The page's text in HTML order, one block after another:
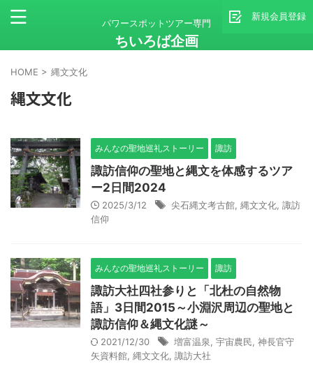
新規会員登録
パワースポットツアー専門
ちいろば企画
HOME > 縄文文化
縄文文化
みんなの聖地巡礼ストーリー 諏訪
諏訪信仰の聖地と縄文を体感するツア
ー2日間2024
2025/3/12 尖石縄文考古館 縄文文化 諏訪
信仰
みんなの聖地巡礼ストーリー 諏訪
諏訪大社四社参りと「北杜の自然物
語」3日間2015～小淵沢周辺の聖地と
諏訪信仰＆縄文化謎～
2021/12/30 増富温泉 宇宙農民 神長官守
矢資料館 縄文文化 諏訪大社